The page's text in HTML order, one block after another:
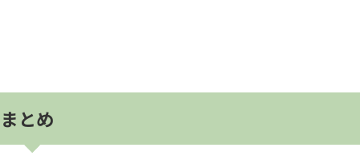
まとめ